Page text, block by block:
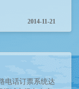
2014-11-21
电话订票系统达